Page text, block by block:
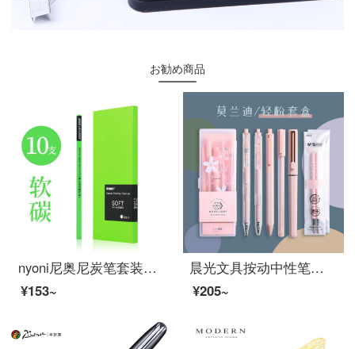
お勧め商品
nyoni尼奥尼炭笔套装速写素描软碳中碳硬碳混合装炭化铅笔美术生专用考试用笔特黑炭笔 软碳10支
¥153~
晨光文具按动中性笔莫兰迪色系0.5黑色学生用子弹头粉色系ins简约少女心水性笔0.35极细碳素水笔 10件套莫兰迪轻粉系P1493
¥205~